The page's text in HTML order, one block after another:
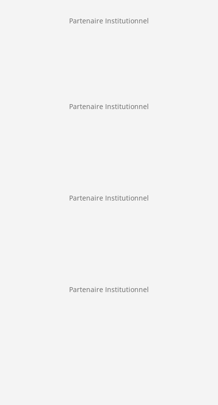
Partenaire Institutionnel
Partenaire Institutionnel
Partenaire Institutionnel
Partenaire Institutionnel